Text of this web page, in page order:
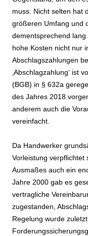
muss. Nicht selten hat
größeren Umfang und
dementsprechend
hohe Kosten nicht nur
Abschlagszahlungen
‚Abschlagzahlung‘ ist
(BGB) in § 632a
des Jahres 2018
anderem auch die
vereinfacht.
Da Handwerker
Vorleistung verpflichtet
Ausmaßes auch ein
Jahre 2000 gab es
vertragliche
zugestanden,
Regelung wurde